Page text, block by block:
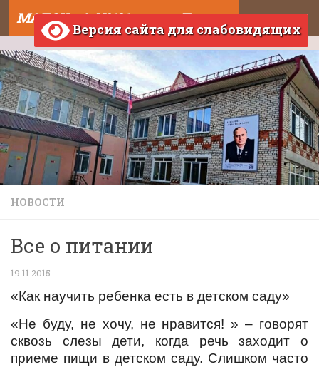
Skip to content МАДОУ д/с №121 города Тюмени
Версия сайта для слабовидящих
НОВОСТИ
Все о питании
19.11.2015
«Как научить ребенка есть в детском саду»
«Не буду, не хочу, не нравится! » – говорят
сквозь слезы дети, когда речь заходит о
приеме пищи в детском саду. Слишком часто